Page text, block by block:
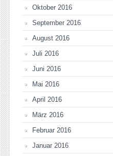
Oktober 2016
September 2016
August 2016
Juli 2016
Juni 2016
Mai 2016
April 2016
März 2016
Februar 2016
Januar 2016